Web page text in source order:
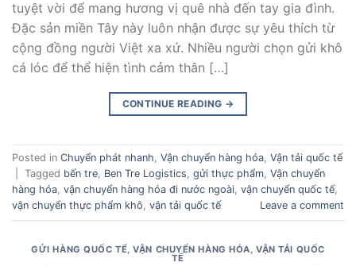
tuyệt vời để mang hương vị quê nhà đến tay gia đình.
Đặc sản miền Tây này luôn nhận được sự yêu thích từ
cộng đồng người Việt xa xứ. Nhiều người chọn gửi khô
cá lóc để thể hiện tình cảm thân […]
CONTINUE READING →
Posted in Chuyển phát nhanh Vận chuyển hàng hóa Vận tải quốc tế
Tagged bến tre Ben Tre Logistics gửi thực phẩm Vận chuyển
hàng hóa vận chuyển hàng hóa đi nước ngoài vận chuyển quốc tế
vận chuyển thực phẩm khô vận tải quốc tế Leave a comment
GỬI HÀNG QUỐC TẾ ,VẬN CHUYỂN HÀNG HÓA ,VẬN TẢI QUỐC
TẾ